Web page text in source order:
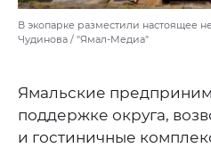
В экопарке разместили настоящее
Чудинова / "Ямал-Медиа"
Ямальские
поддержке округа,
и гостиничные